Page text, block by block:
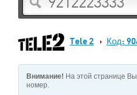
Tele 2 Код:
Внимание! На этой странице
номер.